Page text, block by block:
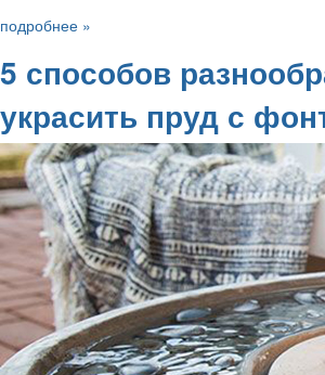
подробнее »
5 способов
украсить пруд с